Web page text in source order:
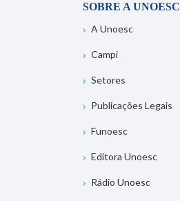
SOBRE A UNOESC
A Unoesc
Campi
Setores
Publicações Legais
Funoesc
Editora Unoesc
Rádio Unoesc